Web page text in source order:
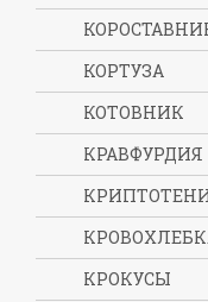
КОРТУЗА
КОТОВНИК
КРАВФУРДИЯ
КРОКУСЫ